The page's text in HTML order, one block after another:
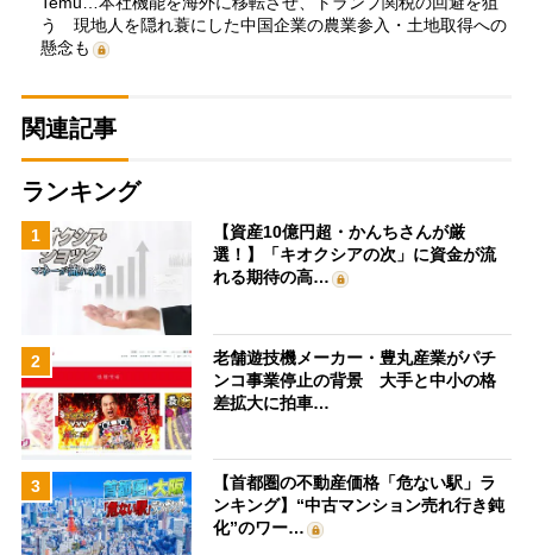
う 現地人を隠れ蓑にした中国企業の農業参入・土地取得への
懸念も
関連記事
ランキング
1
【資産10億円超・かんちさんが厳
選！】「キオクシアの次」に資金が流
れる期待の高…
2
老舗遊技機メーカー・豊丸産業がパチ
ンコ事業停止の背景 大手と中小の格
差拡大に拍車…
3
【首都圏の不動産価格「危ない駅」ラ
ンキング】“中古マンション売れ行き鈍
化”のワー…